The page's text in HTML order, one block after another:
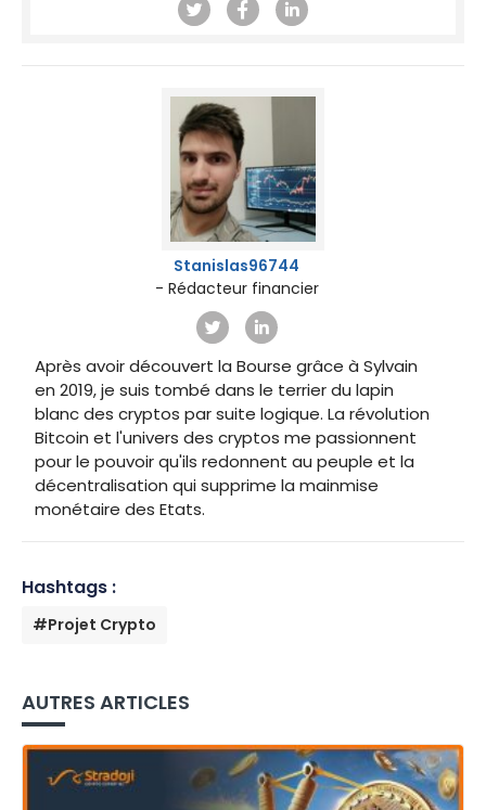
Stanislas96744
- Rédacteur financier
Après avoir découvert la Bourse grâce à Sylvain
en 2019, je suis tombé dans le terrier du lapin
blanc des cryptos par suite logique. La révolution
Bitcoin et l'univers des cryptos me passionnent
pour le pouvoir qu'ils redonnent au peuple et la
décentralisation qui supprime la mainmise
monétaire des Etats.
Hashtags :
#Projet Crypto
AUTRES ARTICLES